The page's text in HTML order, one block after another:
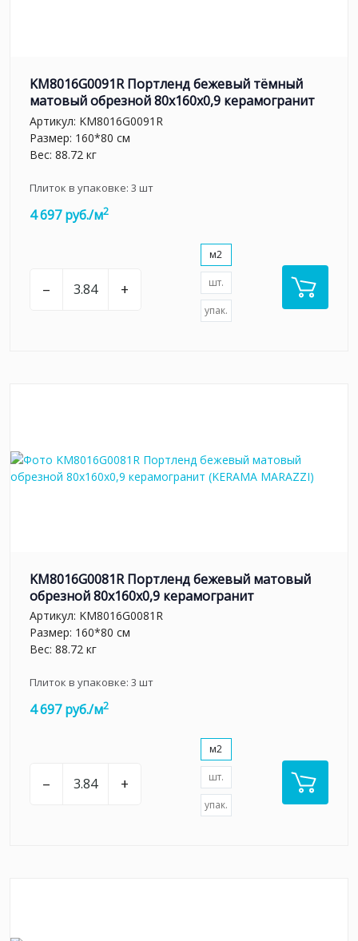
KM8016G0091R Портленд бежевый тёмный
матовый обрезной 80x160x0,9 керамогранит
Артикул: KM8016G0091R
Размер: 160*80 см
Вес: 88.72 кг
Плиток в упаковке: 3 шт
4 697 руб./м2
– +
м2
шт.
упак.
KM8016G0081R Портленд бежевый матовый
обрезной 80x160x0,9 керамогранит
Артикул: KM8016G0081R
Размер: 160*80 см
Вес: 88.72 кг
Плиток в упаковке: 3 шт
4 697 руб./м2
– +
м2
шт.
упак.